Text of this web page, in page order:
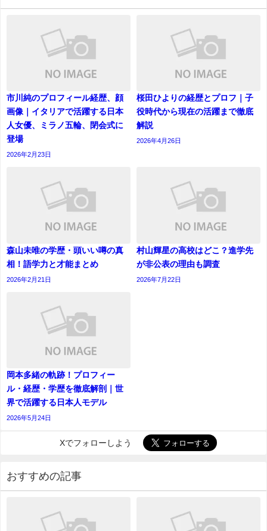
市川純のプロフィール経歴、顔
画像｜イタリアで活躍する日本
人女優、ミラノ五輪、閉会式に
登場
2026年2月23日
桜田ひよりの経歴とプロフ｜子
役時代から現在の活躍まで徹底
解説
2026年4月26日
森山未唯の学歴・頭いい噂の真
相！語学力と才能まとめ
2026年2月21日
村山輝星の高校はどこ？進学先
が非公表の理由も調査
2026年7月22日
岡本多緒の軌跡！プロフィー
ル・経歴・学歴を徹底解剖｜世
界で活躍する日本人モデル
2026年5月24日
Xでフォローしよう
おすすめの記事